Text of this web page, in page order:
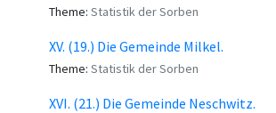
Theme: Statistik der Sorben
XV. (19.) Die Gemeinde Milkel.
Theme: Statistik der Sorben
XVI. (21.) Die Gemeinde Neschwitz.